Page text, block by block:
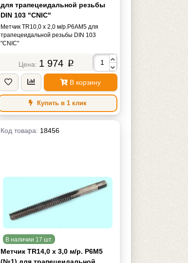
для трапецеидальной резьбы
DIN 103 "CNIC"
Метчик TR10,0 х 2,0 м/р.Р6АМ5 для
трапецеидальной резьбы DIN 103
"CNIC"
1 974 p
В корзину
Купить в 1 клик
Код товара: 18456
В наличии 17 шт.
Метчик TR14,0 х 3,0 м/р. Р6М5